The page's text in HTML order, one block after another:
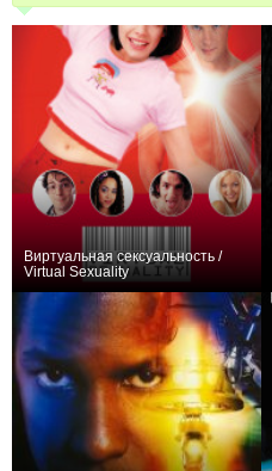
Виртуальная сексуальность /
Virtual Sexuality